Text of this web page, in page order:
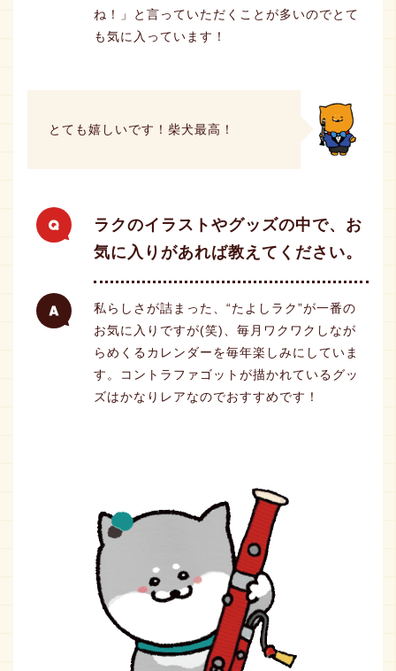
ね！」と言っていただくことが多いのでとて
も気に入っています！
とても嬉しいです！柴犬最高！
ラクのイラストやグッズの中で、お
気に入りがあれば教えてください。
私らしさが詰まった、“たよしラク”が一番の
お気に入りですが(笑)、毎月ワクワクしなが
らめくるカレンダーを毎年楽しみにしていま
す。コントラファゴットが描かれているグッ
ズはかなりレアなのでおすすめです！